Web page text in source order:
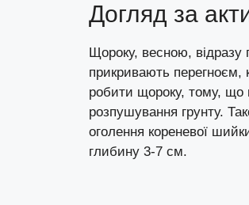
Догляд за
Щороку, весною, відразу
прикривають
робити щороку, тому, що в
розпушування грунту.
оголення кореневої
глибину 3-7 см.